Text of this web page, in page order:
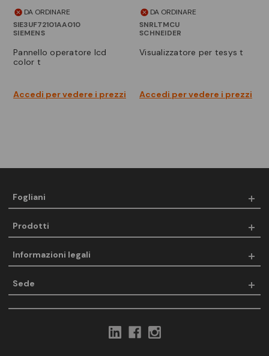
DA ORDINARE
SIE3UF72101AA010
SIEMENS
pannello operatore lcd
color t
Accedi per vedere i prezzi
DA ORDINARE
SNRLTMCU
SCHNEIDER
visualizzatore per tesys t
Accedi per vedere i prezzi
Fogliani
Prodotti
Informazioni legali
Sede